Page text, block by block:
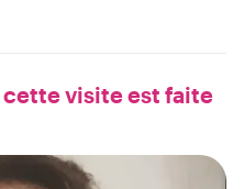
cette visite est faite